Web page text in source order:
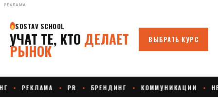
РЕКЛАМА